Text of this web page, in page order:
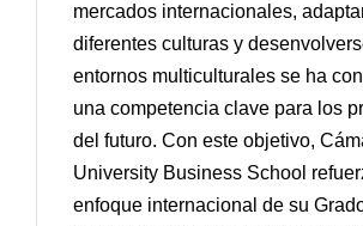
mercados internacionales,
diferentes culturas y
entornos multiculturales se ha
una competencia clave para los
del futuro. Con este objetivo,
University Business School
enfoque internacional de su